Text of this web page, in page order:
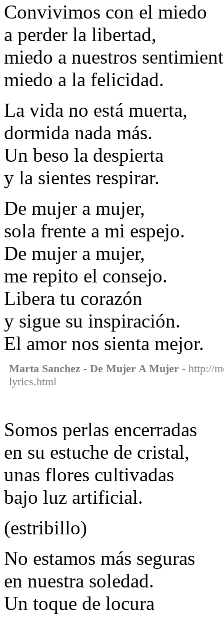
Convivimos con el miedo
a perder la libertad,
miedo a nuestros
miedo a la felicidad.
La vida no está muerta,
dormida nada más.
Un beso la despierta
y la sientes respirar.
De mujer a mujer,
sola frente a mi espejo.
De mujer a mujer,
me repito el consejo.
Libera tu corazón
y sigue su inspiración.
El amor nos sienta mejor.
Marta Sanchez - De Mujer A Mujer - http://
lyrics.html
Somos perlas encerradas
en su estuche de cristal,
unas flores cultivadas
bajo luz artificial.
(estribillo)
No estamos más seguras
en nuestra soledad.
Un toque de locura